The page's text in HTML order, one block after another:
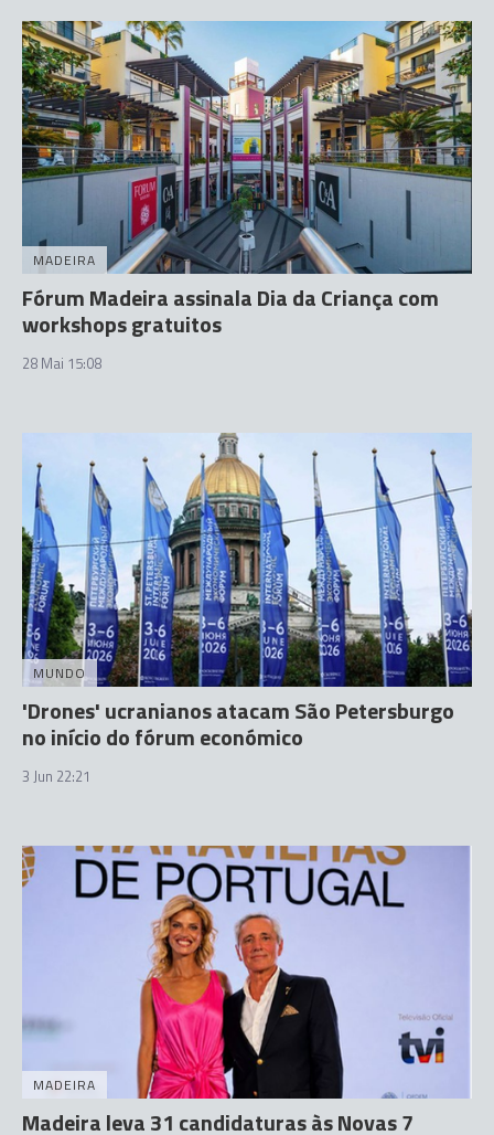
MADEIRA
Fórum Madeira assinala Dia da Criança com
workshops gratuitos
28 Mai 15:08
MUNDO
'Drones' ucranianos atacam São Petersburgo
no início do fórum económico
3 Jun 22:21
MADEIRA
Madeira leva 31 candidaturas às Novas 7